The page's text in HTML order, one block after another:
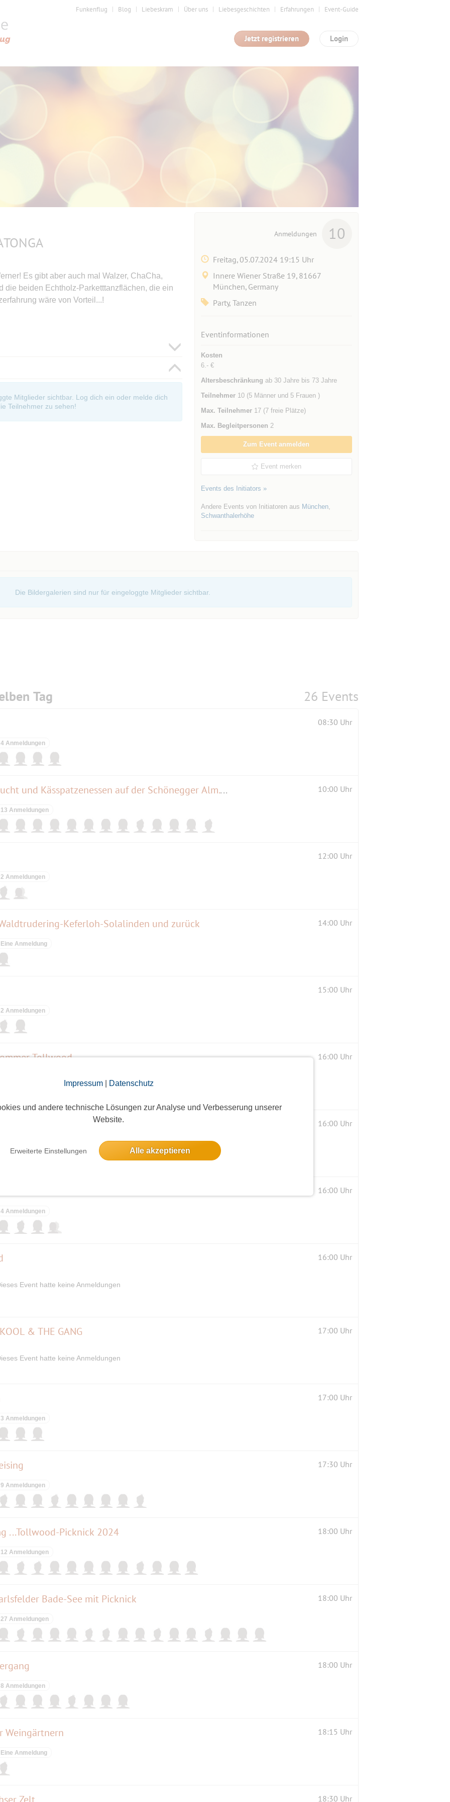
Impressum| Datenschutz
und andere technische Lösungen zur Analyse und Verbesserung unserer
Website.
Erweiterte Einstellungen Alle akzeptieren
Funkenflug Blog Liebeskram Über uns Liebesgeschichten Erfahrungen Event-Guide
Login
Jetzt registrieren
Es gibt aber auch mal Walzer, ChaCha,
die beiden Echtholz-Parketttanzflächen, die ein
wäre von Vorteil...!
Mitglieder sichtbar. Log dich ein oder melde dich
Teilnehmer zu sehen!
Anmeldungen 10
Freitag, 05.07.2024 19:15 Uhr
Innere Wiener Straße 19, 81667
München, Germany
Party, Tanzen
Eventinformationen
Kosten
6.- €
Altersbeschränkung ab 30 Jahre bis 73 Jahre
Teilnehmer10 (5 Männer und 5 Frauen )
Max. Teilnehmer17 (7 freie Plätze)
Max. Begleitpersonen 2
Zum Event anmelden
Event merken
Events des Initiators »
Andere Events von Initiatoren aus München,
Schwanthalerhöhe
Die Bildergalerien sind nur für eingeloggte Mitglieder sichtbar.
Tag 26 Events
08:30 Uhr
4 Anmeldungen
Wanderung in der Ammerschlucht und Kässpatzenessen auf der Schönegger Alm. 2. Versuch 10:00 Uhr
13 Anmeldungen
12:00 Uhr
2 Anmeldungen
Keferloh-Solalinden und zurück 14:00 Uhr
Eine Anmeldung
15:00 Uhr
2 Anmeldungen
Tollwood 16:00 Uhr
16:00 Uhr
16:00 Uhr
4 Anmeldungen
16:00 Uhr
Event hatte keine Anmeldungen
& THE GANG 17:00 Uhr
Event hatte keine Anmeldungen
17:00 Uhr
3 Anmeldungen
17:30 Uhr
9 Anmeldungen
...Tollwood-Picknick 2024 18:00 Uhr
12 Anmeldungen
Bade-See mit Picknick 18:00 Uhr
27 Anmeldungen
18:00 Uhr
8 Anmeldungen
Weingärtnern 18:15 Uhr
Eine Anmeldung
Zelt 18:30 Uhr